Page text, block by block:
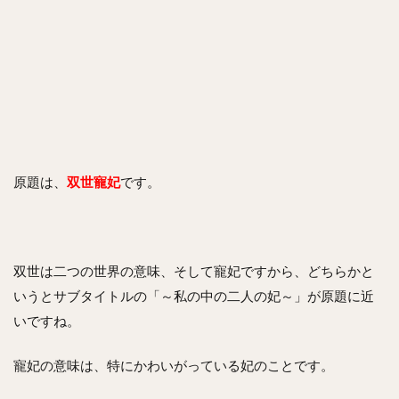
原題は、 双世寵妃です。
双世は二つの世界の意味、そして寵妃ですから、どちらかと
いうとサブタイトルの「～私の中の二人の妃～」が原題に近
いですね。
寵妃の意味は、特にかわいがっている妃のことです。